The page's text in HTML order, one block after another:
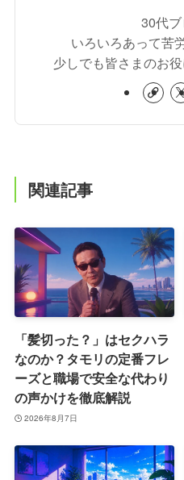
30代
いろいろあって苦
少しでも皆さまのお
関連記事
「髪切った？」はセクハラ
なのか？タモリの定番フレ
ーズと職場で安全な代わり
の声かけを徹底解説
2026年8月7日